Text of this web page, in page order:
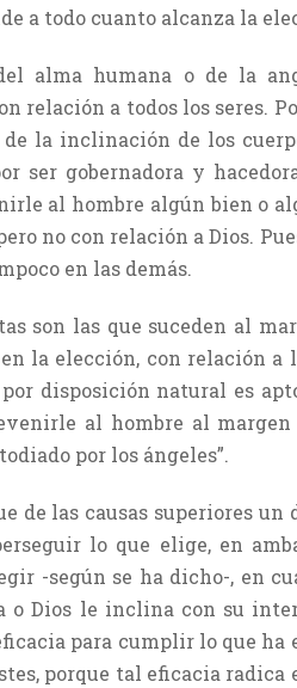
a todo cuanto alcanza la
alma humana o de la
relación a todos los seres.
la inclinación de los
ser gobernadora y
al hombre algún bien o
no con relación a Dios.
en las demás.
son las que suceden al
la elección, con relación
disposición natural es
al hombre al
por los ángeles”.
de las causas superiores
lo que elige, en
-según se ha dicho-, en
o Dios le inclina con su
para cumplir lo que ha
porque tal eficacia